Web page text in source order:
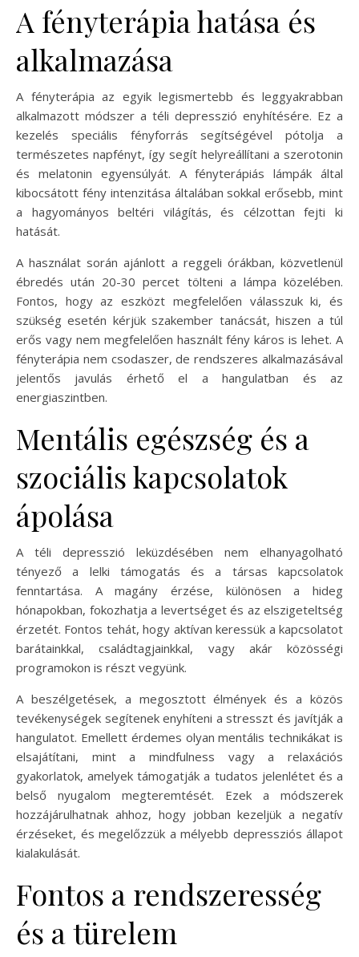
A fényterápia hatása és
alkalmazása
A fényterápia az egyik legismertebb és leggyakrabban
alkalmazott módszer a téli depresszió enyhítésére. Ez a
kezelés speciális fényforrás segítségével pótolja a
természetes napfényt, így segít helyreállítani a szerotonin
és melatonin egyensúlyát. A fényterápiás lámpák által
kibocsátott fény intenzitása általában sokkal erősebb, mint
a hagyományos beltéri világítás, és célzottan fejti ki
hatását.
A használat során ajánlott a reggeli órákban, közvetlenül
ébredés után 20-30 percet tölteni a lámpa közelében.
Fontos, hogy az eszközt megfelelően válasszuk ki, és
szükség esetén kérjük szakember tanácsát, hiszen a túl
erős vagy nem megfelelően használt fény káros is lehet. A
fényterápia nem csodaszer, de rendszeres alkalmazásával
jelentős javulás érhető el a hangulatban és az
energiaszintben.
Mentális egészség és a
szociális kapcsolatok
ápolása
A téli depresszió leküzdésében nem elhanyagolható
tényező a lelki támogatás és a társas kapcsolatok
fenntartása. A magány érzése, különösen a hideg
hónapokban, fokozhatja a levertséget és az elszigeteltség
érzetét. Fontos tehát, hogy aktívan keressük a kapcsolatot
barátainkkal, családtagjainkkal, vagy akár közösségi
programokon is részt vegyünk.
A beszélgetések, a megosztott élmények és a közös
tevékenységek segítenek enyhíteni a stresszt és javítják a
hangulatot. Emellett érdemes olyan mentális technikákat is
elsajátítani, mint a mindfulness vagy a relaxációs
gyakorlatok, amelyek támogatják a tudatos jelenlétet és a
belső nyugalom megteremtését. Ezek a módszerek
hozzájárulhatnak ahhoz, hogy jobban kezeljük a negatív
érzéseket, és megelőzzük a mélyebb depressziós állapot
kialakulását.
Fontos a rendszeresség
és a türelem